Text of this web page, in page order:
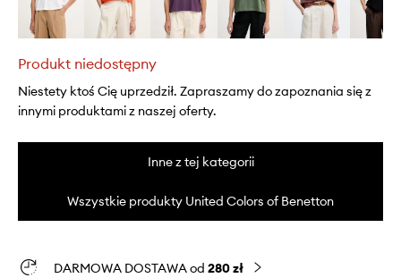
Produkt niedostępny
Niestety ktoś Cię uprzedził. Zapraszamy do zapoznania się z
innymi produktami z naszej oferty.
Inne z tej kategorii
Wszystkie produkty United Colors of Benetton
DARMOWA DOSTAWA od 280 zł